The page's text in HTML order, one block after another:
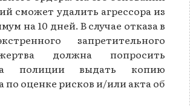
сможет удалить агрессора из
на 10 дней. В случае отказа в
запретительного
должна попросить
полиции выдать копию
по оценке рисков и/или акта об